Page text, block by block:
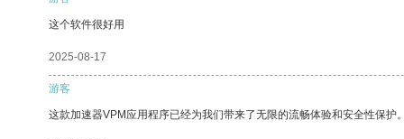
这个软件很好用
2025-08-17
游客
这款加速器VPM应用程序已经为我们带来了无限的流畅体验和安全性保护